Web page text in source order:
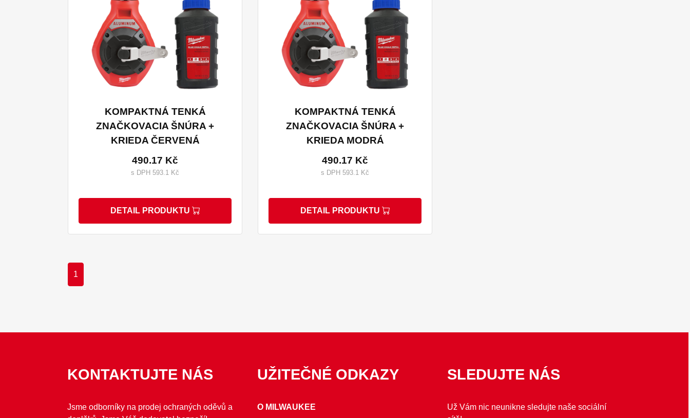
KOMPAKTNÁ TENKÁ
ZNAČKOVACIA ŠNÚRA +
KRIEDA ČERVENÁ
490.17 Kč
s DPH 593.1 Kč
DETAIL PRODUKTU
KOMPAKTNÁ TENKÁ
ZNAČKOVACIA ŠNÚRA +
KRIEDA MODRÁ
490.17 Kč
s DPH 593.1 Kč
DETAIL PRODUKTU
1
KONTAKTUJTE NÁS
Jsme odborníky na prodej ochraných oděvů a
UŽITEČNÉ ODKAZY
O MILWAUKEE
SLEDUJTE NÁS
Už Vám nic neunikne sledujte naše sociální